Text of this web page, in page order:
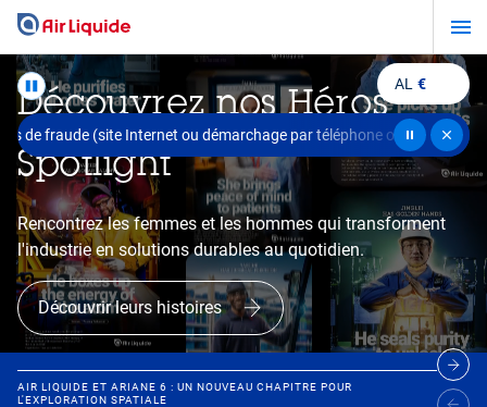
Aller
contenu
principal
de fraude (site Internet ou démarchage par téléphone ou e-mail)
AL €
Découvrez nos Héros
Spotlight
Rencontrez les femmes et les hommes qui transforment
l'industrie en solutions durables au quotidien.
Découvrir leurs histoires
AIR LIQUIDE ET ARIANE 6 : UN NOUVEAU CHAPITRE POUR
L'EXPLORATION SPATIALE